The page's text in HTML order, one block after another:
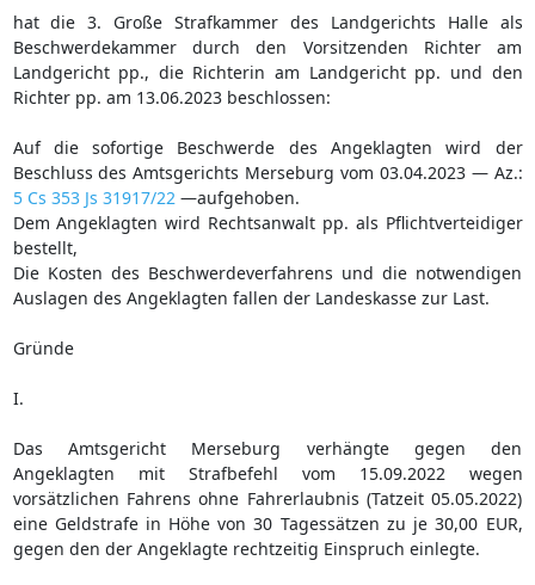
hat die 3. Große Strafkammer des Landgerichts Halle als
Beschwerdekammer durch den Vorsitzenden Richter am
Landgericht pp., die Richterin am Landgericht pp. und den
Richter pp. am 13.06.2023 beschlossen:
Auf die sofortige Beschwerde des Angeklagten wird der
Beschluss des Amtsgerichts Merseburg vom 03.04.2023 — Az.:
5 Cs 353 Js 31917/22 —aufgehoben.
Dem Angeklagten wird Rechtsanwalt pp. als Pflichtverteidiger
bestellt,
Die Kosten des Beschwerdeverfahrens und die notwendigen
Auslagen des Angeklagten fallen der Landeskasse zur Last.
Gründe
I.
Das Amtsgericht Merseburg verhängte gegen den
Angeklagten mit Strafbefehl vom 15.09.2022 wegen
vorsätzlichen Fahrens ohne Fahrerlaubnis (Tatzeit 05.05.2022)
eine Geldstrafe in Höhe von 30 Tagessätzen zu je 30,00 EUR,
gegen den der Angeklagte rechtzeitig Einspruch einlegte.